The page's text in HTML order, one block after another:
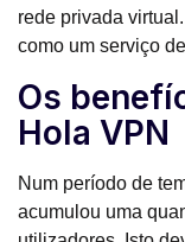
rede privada
como um serviço
Os
Hola VPN
Num período de
acumulou uma